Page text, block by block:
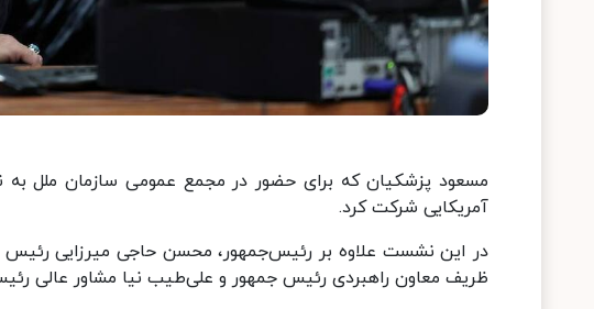
مسعود پزشکیان که برای حضور در مجمع عمومی سازمان ملل به
آمریکایی شرکت کرد.
در این نشست علاوه بر رئیس‌جمهور، محسن حاجی میرزایی رئیس
ظریف معاون راهبردی رئیس جمهور و علی‌طیب نیا مشاور عالی